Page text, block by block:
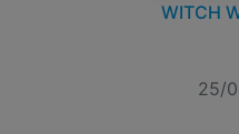
WITCH
25/